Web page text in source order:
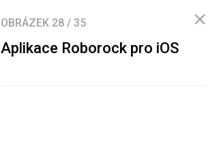
OBRÁZEK 28 / 35
Aplikace Roborock pro iOS